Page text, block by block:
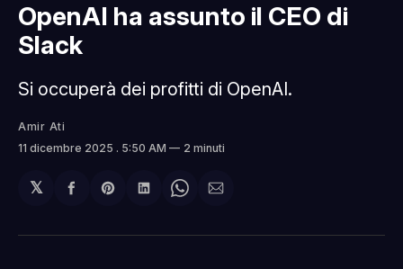
OpenAI ha assunto il CEO di
Slack
Si occuperà dei profitti di OpenAI.
Amir Ati
11 dicembre 2025 . 5:50 AM 2 minuti
𝕏
Condividi
Facebook
Share
Pinterest
Condividi
LinkedIn
Share
WhatsApp
Condividi
email